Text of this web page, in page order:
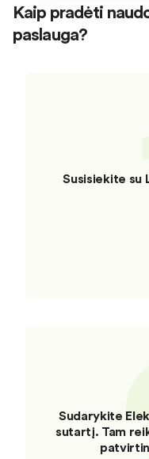
Kaip pradėti
paslauga?
Susisiekite su
Sudarykite
sutartį. Tam